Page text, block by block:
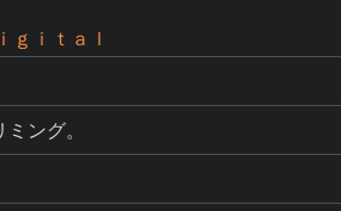
ｉｔａｌ
ング。